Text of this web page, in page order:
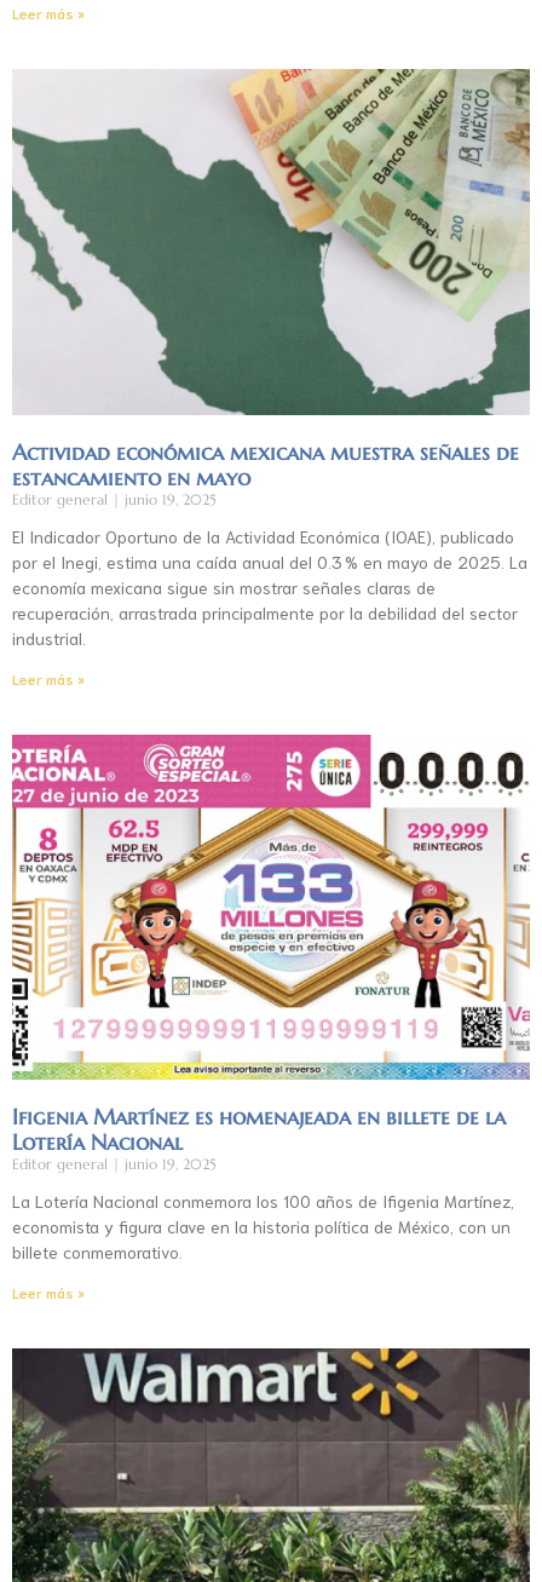
Leer más »
Actividad económica mexicana muestra señales de
estancamiento en mayo
Editor general junio 19, 2025
El Indicador Oportuno de la Actividad Económica (IOAE), publicado
por el Inegi, estima una caída anual del 0.3 % en mayo de 2025. La
economía mexicana sigue sin mostrar señales claras de
recuperación, arrastrada principalmente por la debilidad del sector
industrial.
Leer más »
Ifigenia Martínez es homenajeada en billete de la
Lotería Nacional
Editor general junio 19, 2025
La Lotería Nacional conmemora los 100 años de Ifigenia Martínez,
economista y figura clave en la historia política de México, con un
billete conmemorativo.
Leer más »